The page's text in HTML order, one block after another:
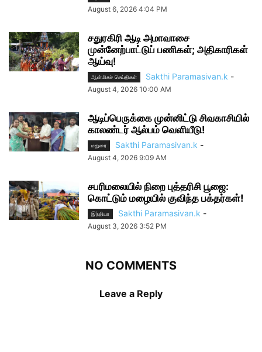
August 6, 2026 4:04 PM
சதுரகிரி ஆடி அமாவாசை
முன்னேற்பாட்டுப் பணிகள்; அதிகாரிகள்
ஆய்வு!
ஆன்மிகச் செய்திகள் Sakthi Paramasivan.k -
August 4, 2026 10:00 AM
ஆடிப்பெருக்கை முன்னிட்டு சிவகாசியில்
காலண்டர் ஆல்பம் வெளியீடு!
மதுரை Sakthi Paramasivan.k -
August 4, 2026 9:09 AM
சபரிமலையில் நிறை புத்தரிசி பூஜை:
கொட்டும் மழையில் குவிந்த பக்தர்கள்!
இந்தியா Sakthi Paramasivan.k -
August 3, 2026 3:52 PM
NO COMMENTS
Leave a Reply